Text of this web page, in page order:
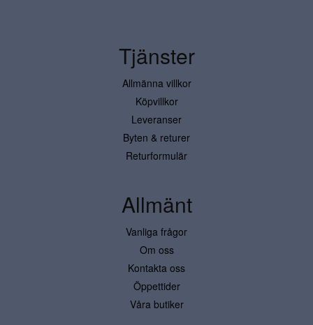
Tjänster
Allmänna villkor
Köpvillkor
Leveranser
Byten & returer
Returformulär
Allmänt
Vanliga frågor
Om oss
Kontakta oss
Öppettider
Våra butiker